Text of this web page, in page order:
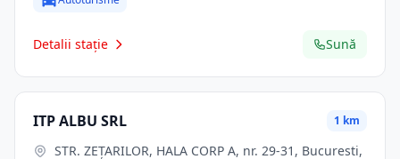
Detalii stație Sună
ITP ALBU SRL 1 km